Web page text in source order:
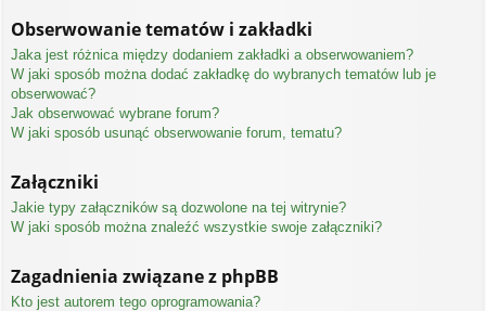
Obserwowanie tematów i zakładki
Jaka jest różnica między dodaniem zakładki a obserwowaniem?
W jaki sposób można dodać zakładkę do wybranych tematów lub je
obserwować?
Jak obserwować wybrane forum?
W jaki sposób usunąć obserwowanie forum, tematu?
Załączniki
Jakie typy załączników są dozwolone na tej witrynie?
W jaki sposób można znaleźć wszystkie swoje załączniki?
Zagadnienia związane z phpBB
Kto jest autorem tego oprogramowania?